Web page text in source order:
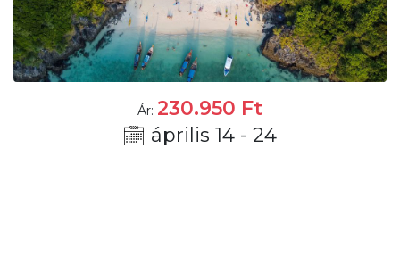
Ár: 230.950 Ft
április 14 - 24